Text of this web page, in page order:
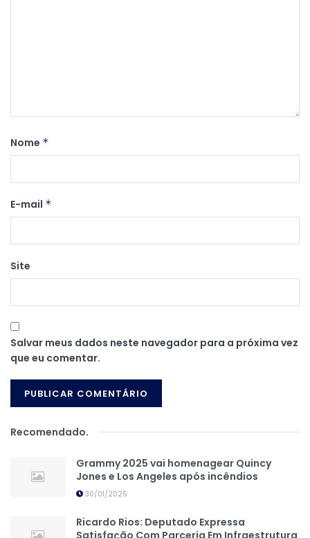
Nome *
E-mail *
Site
Salvar meus dados neste navegador para a próxima vez
que eu comentar.
Recomendado.
Grammy 2025 vai homenagear Quincy
Jones e Los Angeles após incêndios
30/01/2025
Ricardo Rios: Deputado Expressa